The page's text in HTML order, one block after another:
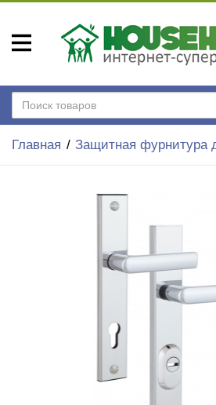
Главная Защитная фурнитура